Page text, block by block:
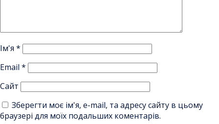
Ім'я *
Email *
Сайт
Зберегти моє ім'я, e-mail, та адресу сайту в цьому
браузері для моїх подальших коментарів.